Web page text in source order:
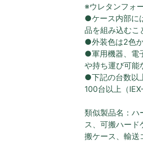
※ウレタンフォ
●ケース内部に
品を組み込むこ
●外装色は2色
●軍用機器、電
や持ち運び可能
●下記の台数以
100台以上（
類似製品名：ハ
ス、可搬ハード
搬ケース、輸送